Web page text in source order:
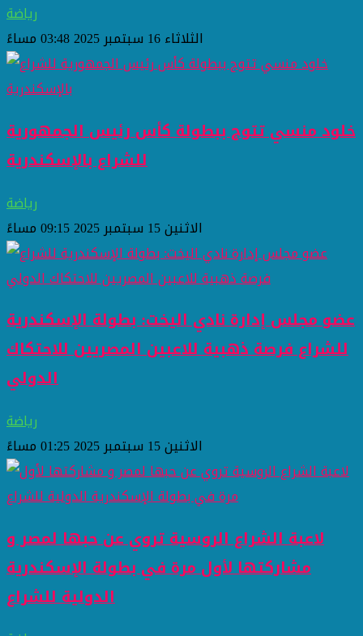
رياضة
الثلاثاء 16 سبتمبر 2025 03:48 مساءً
خلود منسي تتوج ببطولة كأس رئيس الجمهورية
للشراع بالإسكندرية
رياضة
الاثنين 15 سبتمبر 2025 09:15 مساءً
عضو مجلس إدارة نادي اليخت: بطولة الإسكندرية
للشراع فرصة ذهبية للاعبين المصريين للاحتكاك
الدولي
رياضة
الاثنين 15 سبتمبر 2025 01:25 مساءً
لاعبة الشراع الروسية تروي عن حبها لمصر و
مشاركتها لأول مرة في بطولة الإسكندرية
الدولية للشراع